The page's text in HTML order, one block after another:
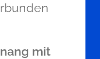
mit